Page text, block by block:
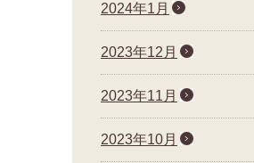
2024年1月
2023年12月
2023年11月
2023年10月